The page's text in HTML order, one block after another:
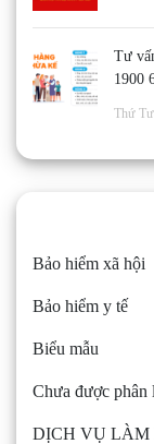
Tư
1900
Thứ
Bảo hiểm xã hội
Bảo hiểm y tế
Biểu mẫu
Chưa được phân
DỊCH VỤ LÀM